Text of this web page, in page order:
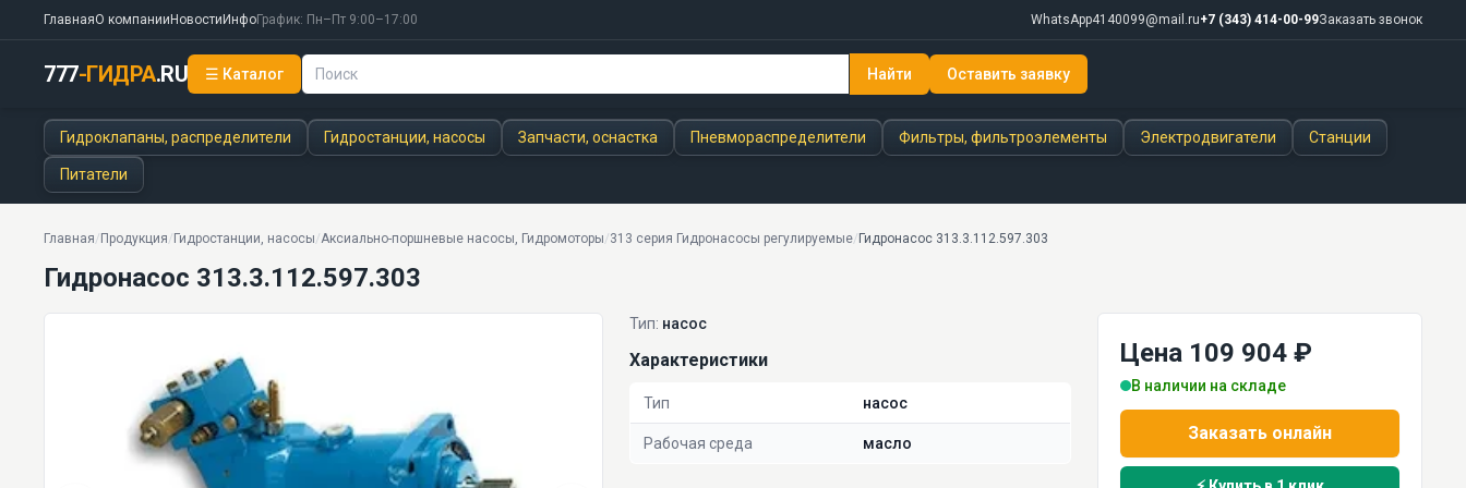
ГлавнаяО компании Новости ИнфоГрафик: Пн–Пт 9:00–17:00 WhatsApp4140099@mail.ru+7 (343) 414-00-99Заказать звонок
777-ГИДРА.RU ☰ Каталог Найти Оставить заявку
Гидроклапаны, распределители Гидростанции, насосы Запчасти, оснастка Пневмораспределители Фильтры, фильтроэлементы Электродвигатели Станции
Питатели
Главная/ Продукция/ Гидростанции, насосы/Аксиально-поршневые насосы, Гидромоторы/313 серия Гидронасосы регулируемые/ Гидронасос 313.3.112.597.303
Гидронасос 313.3.112.597.303
Гидронасос 313.3.112.597.303
Тип: насос
Характеристики
Тип насос
Рабочая среда масло
Цена 109 904 ₽
В наличии на складе
Заказать онлайн